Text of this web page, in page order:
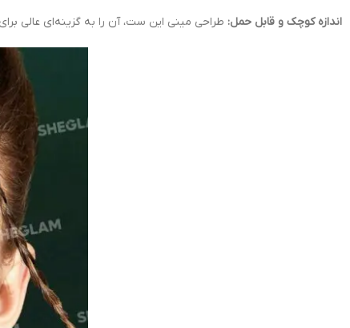
اندازه کوچک و قابل حمل: طراحی مینی این ست، آن را به گزینه‌ای عالی